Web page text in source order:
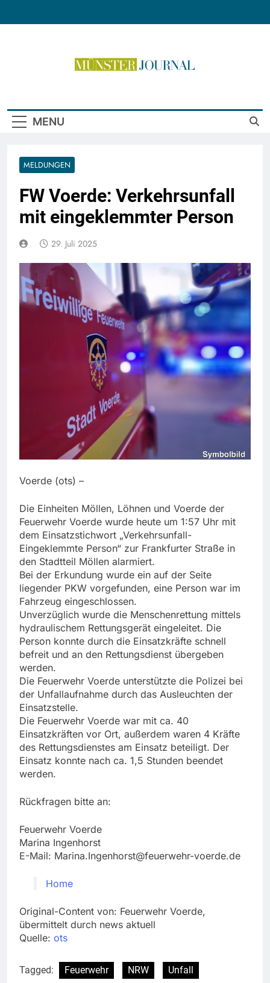
MENU
MELDUNGEN
FW Voerde: Verkehrsunfall
mit eingeklemmter Person
29. Juli 2025
Voerde (ots) –
Die Einheiten Möllen, Löhnen und Voerde der
Feuerwehr Voerde wurde heute um 1:57 Uhr mit
dem Einsatzstichwort „Verkehrsunfall-
Eingeklemmte Person“ zur Frankfurter Straße in
den Stadtteil Möllen alarmiert.
Bei der Erkundung wurde ein auf der Seite
liegender PKW vorgefunden, eine Person war im
Fahrzeug eingeschlossen.
Unverzüglich wurde die Menschenrettung mittels
hydraulischem Rettungsgerät eingeleitet. Die
Person konnte durch die Einsatzkräfte schnell
befreit und an den Rettungsdienst übergeben
werden.
Die Feuerwehr Voerde unterstützte die Polizei bei
der Unfallaufnahme durch das Ausleuchten der
Einsatzstelle.
Die Feuerwehr Voerde war mit ca. 40
Einsatzkräften vor Ort, außerdem waren 4 Kräfte
des Rettungsdienstes am Einsatz beteiligt. Der
Einsatz konnte nach ca. 1,5 Stunden beendet
werden.
Rückfragen bitte an:
Feuerwehr Voerde
Marina Ingenhorst
E-Mail: Marina.Ingenhorst@feuerwehr-voerde.de
Home
Original-Content von: Feuerwehr Voerde,
übermittelt durch news aktuell
Quelle: ots
Tagged: Feuerwehr NRW Unfall